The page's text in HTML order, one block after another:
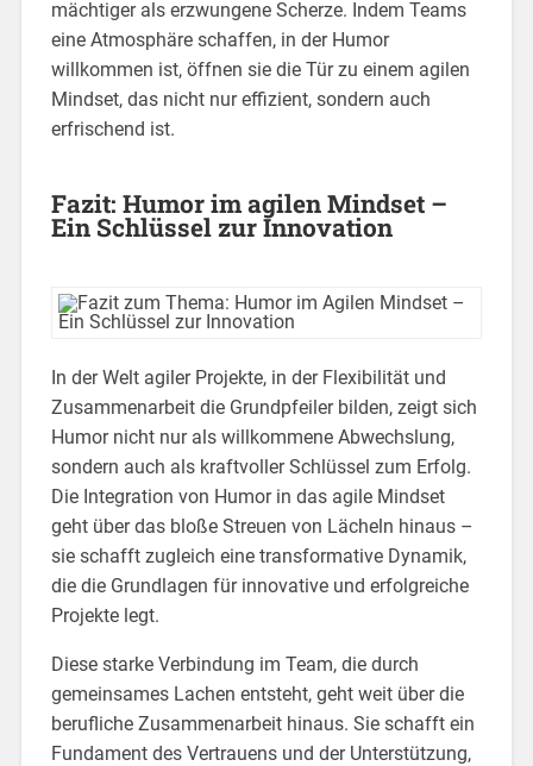
mächtiger als erzwungene Scherze. Indem Teams
eine Atmosphäre schaffen, in der Humor
willkommen ist, öffnen sie die Tür zu einem agilen
Mindset, das nicht nur effizient, sondern auch
erfrischend ist.
Fazit: Humor im agilen Mindset –
Ein Schlüssel zur Innovation
In der Welt agiler Projekte, in der Flexibilität und
Zusammenarbeit die Grundpfeiler bilden, zeigt sich
Humor nicht nur als willkommene Abwechslung,
sondern auch als kraftvoller Schlüssel zum Erfolg.
Die Integration von Humor in das agile Mindset
geht über das bloße Streuen von Lächeln hinaus –
sie schafft zugleich eine transformative Dynamik,
die die Grundlagen für innovative und erfolgreiche
Projekte legt.
Diese starke Verbindung im Team, die durch
gemeinsames Lachen entsteht, geht weit über die
berufliche Zusammenarbeit hinaus. Sie schafft ein
Fundament des Vertrauens und der Unterstützung,